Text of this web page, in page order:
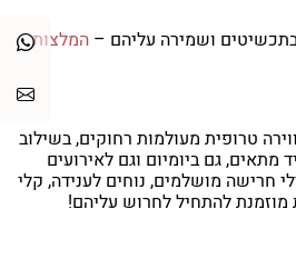
ושמירה עליהם – המלצות
טרופית מעולמות רחוקים, בשילוב
גם ביומיום וגם לאירועים
חרישה מושלמים, נוחים לענידה, קלי
להתחיל לחרוש עליהם!